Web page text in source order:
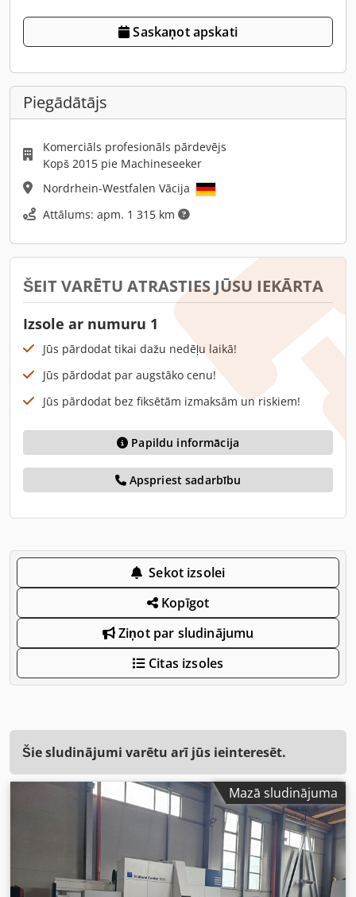
Saskaņot apskati
Piegādātājs
Komerciāls profesionāls pārdevējs
Kopš 2015 pie Machineseeker
Nordrhein-Westfalen Vācija
Attālums: apm. 1 315 km
ŠEIT VARĒTU ATRASTIES JŪSU IEKĀRTA
Izsole ar numuru 1
Jūs pārdodat tikai dažu nedēļu laikā!
Jūs pārdodat par augstāko cenu!
Jūs pārdodat bez fiksētām izmaksām un riskiem!
Papildu informācija
Apspriest sadarbību
Sekot izsolei
Kopīgot
Ziņot par sludinājumu
Citas izsoles
Šie sludinājumi varētu arī jūs ieinteresēt.
Mazā sludinājuma